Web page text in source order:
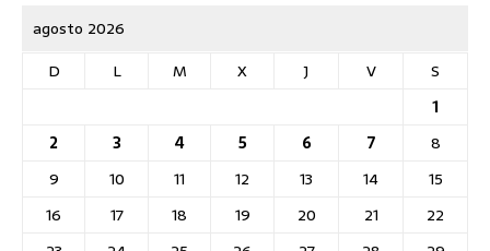
agosto 2026
D
L M X J V
S
1
2
3 4 5 6 7
8
9
10 11 12 13 14
15
16
17 18 19 20 21
22